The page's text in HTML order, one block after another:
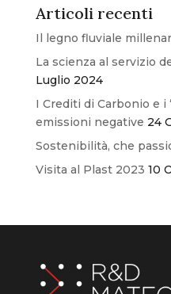
Articoli recenti
Il legno fluviale
La scienza al servizio
Luglio 2024
I Crediti di Carbonio e i
emissioni negative 24
Sostenibilità, che
Visita al Plast 2023 10